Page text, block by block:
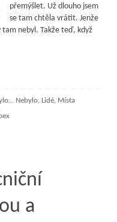
přemýšlet. Už dlouho jsem
se tam chtěla vrátit. Jenže
nebyl. Takže teď, když
Nebylo, Lidé, Místa
a